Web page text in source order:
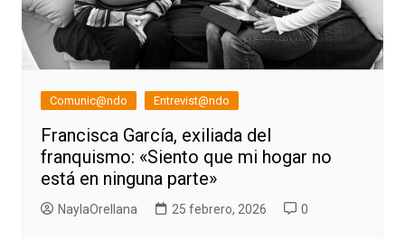
Comunic@ndo Entrevist@ndo
Francisca García, exiliada del
franquismo: «Siento que mi hogar no
está en ninguna parte»
NaylaOrellana 25 febrero, 2026 0